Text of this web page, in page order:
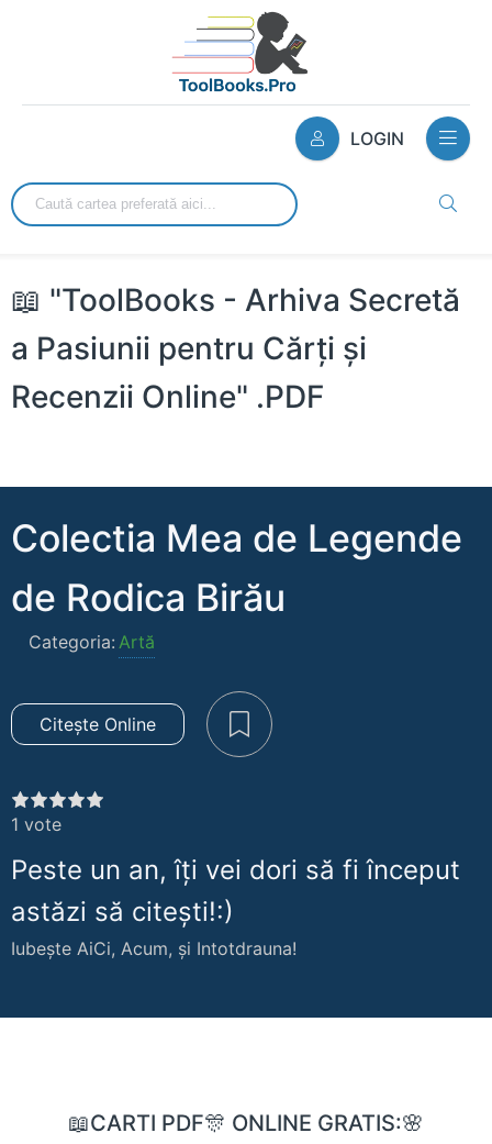
LOGIN
📖 "ToolBooks - Arhiva Secretă
a Pasiunii pentru Cărți și
Recenzii Online" .PDF
Colectia Mea de Legende
de Rodica Birău
Categoria: Artă
Citește Online
1 vote
Peste un an, îți vei dori să fi început
astăzi să citești!:)
Iubește AiCi, Acum, și Intotdrauna!
📖CARTI PDF🎊 ONLINE GRATIS:🌸